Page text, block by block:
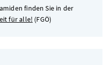
finden Sie in der
für alle! (FGÖ)